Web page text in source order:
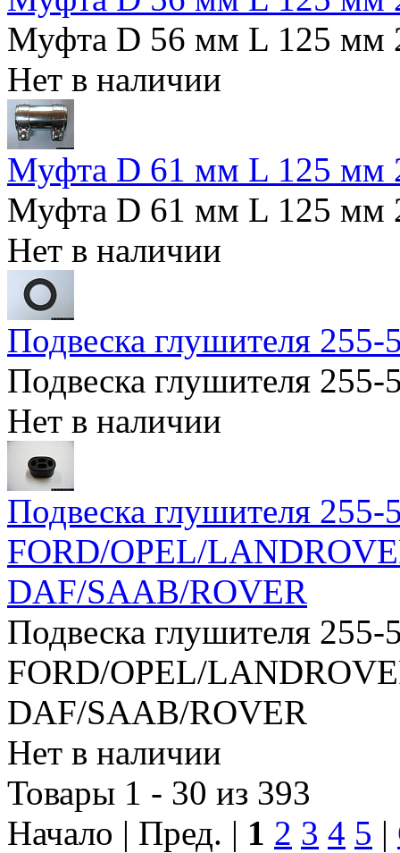
Муфта D 56 мм L 125 мм
Нет в наличии
Муфта D 61 мм L 125 мм
Муфта D 61 мм L 125 мм
Нет в наличии
Подвеска глушителя
Подвеска глушителя
Нет в наличии
Подвеска глушителя 255-
FORD/OPEL/
DAF/SAAB/ROVER
Подвеска глушителя 255-
FORD/OPEL/
DAF/SAAB/ROVER
Нет в наличии
Товары 1 - 30 из 393
Начало | Пред. | 1 2 3 4 5 |